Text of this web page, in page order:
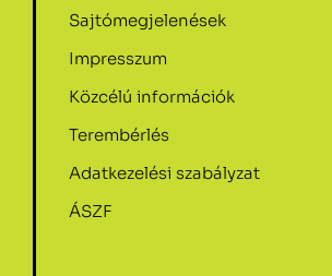
Sajtómegjelenések
Impresszum
Közcélú információk
Terembérlés
Adatkezelési szabályzat
ÁSZF